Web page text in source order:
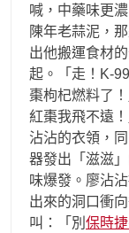
喊，中藥味更
陳年老蒜泥，
出他搬運食材
起。「走！K-
棗枸杞燃料了
紅棗我飛不遠
沾沾的衣領，
器發出「滋滋
味爆發。廖沾
出來的洞口衝
叫：「別 保時